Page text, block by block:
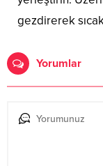
gezdirerek
Yorumlar